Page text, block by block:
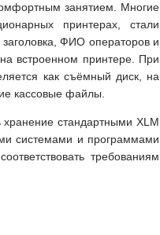
занятием. Многие
принтерах, стали
ФИО операторов и
встроенном принтере. При
как съёмный диск, на
кассовые файлы.
стандартными XLM
системами и программами
требованиям